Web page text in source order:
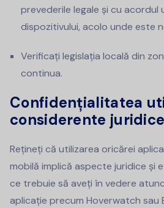
prevederile legale și cu acordul
dispozitivului, acolo unde este
Verificați legislația locală din
continua.
Confidențialitatea
considerente juridice
Rețineți că utilizarea oricărei
mobilă implică aspecte juridice și
ce trebuie să aveți în vedere
aplicație precum Hoverwatch sau